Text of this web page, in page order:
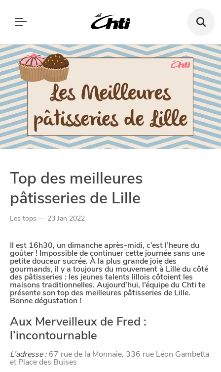
bar,
MANGER
SORTIR
SE DIVERTIR
CHTITE CANAILLE
VIVRE
Top des meilleures
pâtisseries de Lille
Les tops — 23 Jan 2022
Il est 16h30, un dimanche après-midi, c’est l’heure du
goûter ! Impossible de continuer cette journée sans une
petite douceur sucrée. À la plus grande joie des
gourmands, il y a toujours du mouvement à Lille du côté
des pâtisseries : les jeunes talents lillois côtoient les
maisons traditionnelles. Aujourd’hui, l’équipe du Chti te
présente son top des meilleures pâtisseries de Lille.
Bonne dégustation !
Aux Merveilleux de Fred :
l’incontournable
L’adresse :67 rue de la Monnaie, 336 rue Léon Gambetta
et Place des Buises
MANGER
SE DIVERTIR
SORTIR
VIVRE
Google Analytics
Google Maps
YouTube
Paramètres de
confidentialité